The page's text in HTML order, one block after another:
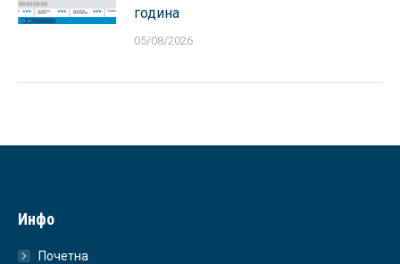
година
05/08/2026
Инфо
Почетна